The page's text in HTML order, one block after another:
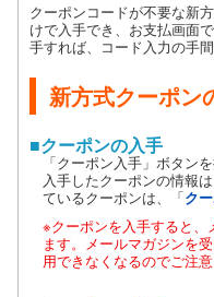
クーポンコードが不要な新
けで入手でき、お支払画面
手すれば、コード入力の手
新方式クーポン
■クーポンの入手
「クーポン入手」ボタン
入手したクーポンの情報
ているクーポンは、「ク
※クーポンを入手すると、
ます。メールマガジンを
用できなくなるのでご注意